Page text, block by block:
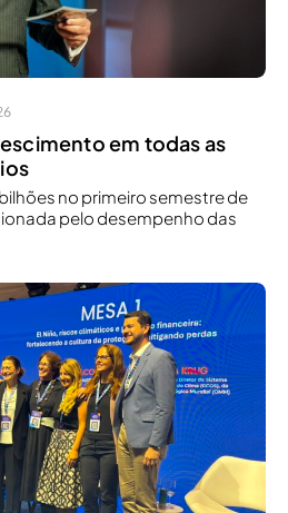
em todas as
no primeiro semestre de
pelo desempenho das